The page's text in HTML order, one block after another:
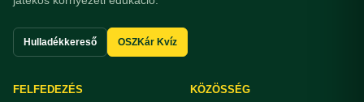
Hulladékkereső OSZKár Kvíz
FELFEDEZÉS KÖZÖSSÉG